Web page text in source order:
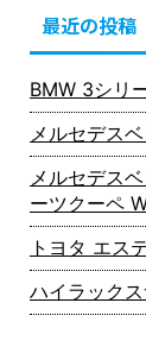
最近の投稿
BMW 3シリ
メルセデス
メルセデス
ーツクーペ
トヨタ エス
ハイラック